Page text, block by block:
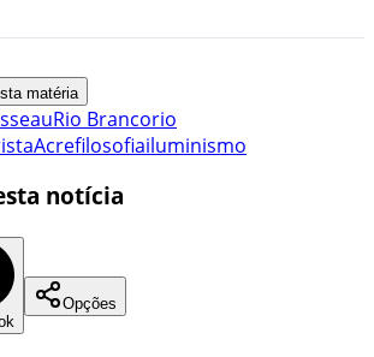
matéria
Rio Brancorio
Acrefilosofiailuminismo
notícia
Opções